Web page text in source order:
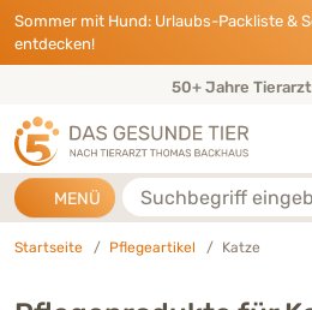
Direkt zu:
INHALT
HAUPTMENÜ
FOOTER
Sommer mit Hund: Urlaubs-Packliste &
entdecken!
50+ Jahre
MENÜ Suche
Startseite Pflegeartikel Katze